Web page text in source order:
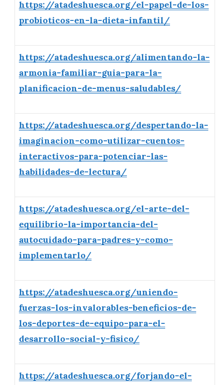
https://atadeshuesca.org/el-papel-de-los-
probioticos-en-la-dieta-infantil/
https://atadeshuesca.org/alimentando-la-
armonia-familiar-guia-para-la-
planificacion-de-menus-saludables/
https://atadeshuesca.org/despertando-la-
imaginacion-como-utilizar-cuentos-
interactivos-para-potenciar-las-
habilidades-de-lectura/
https://atadeshuesca.org/el-arte-del-
equilibrio-la-importancia-del-
autocuidado-para-padres-y-como-
implementarlo/
https://atadeshuesca.org/uniendo-
fuerzas-los-invalorables-beneficios-de-
los-deportes-de-equipo-para-el-
desarrollo-social-y-fisico/
https://atadeshuesca.org/forjando-el-